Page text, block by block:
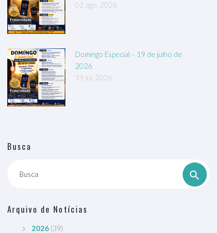
02 ago, 2026
Domingo Especial – 19 de julho de
2026
19 jul, 2026
Busca
Busca
Arquivo de Notícias
2026 (39)